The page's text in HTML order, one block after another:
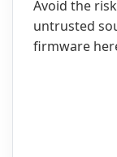
Avoid the
untrusted
firmware